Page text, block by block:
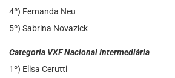
4º) Fernanda Neu
5º) Sabrina Novazick
Categoria VXF Nacional Intermediária
1º) Elisa Cerutti